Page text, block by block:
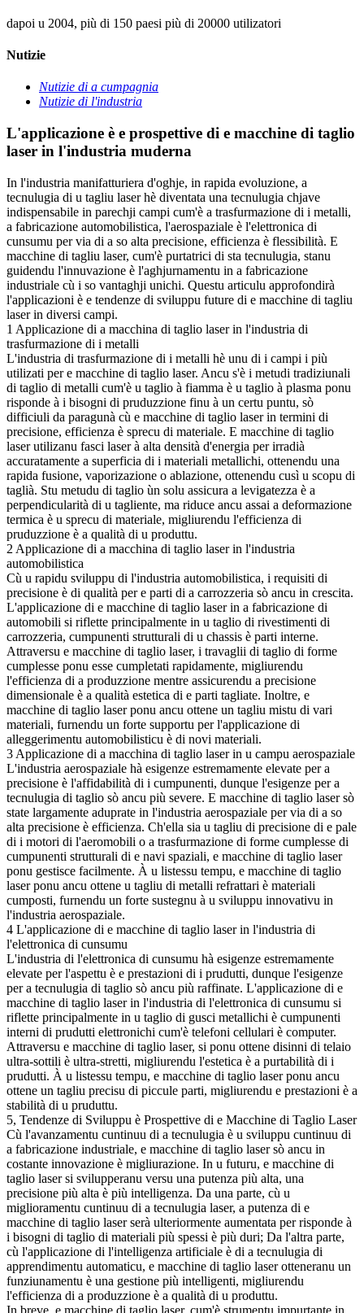
dapoi u 2004, più di 150 paesi più di 20000 utilizatori
Nutizie
Nutizie di a cumpagnia
Nutizie di l'industria
L'applicazione è e prospettive di e macchine di taglio
laser in l'industria muderna
In l'industria manifatturiera d'oghje, in rapida evoluzione, a
tecnulugia di u tagliu laser hè diventata una tecnulugia chjave
indispensabile in parechji campi cum'è a trasfurmazione di i metalli,
a fabricazione automobilistica, l'aerospaziale è l'elettronica di
cunsumu per via di a so alta precisione, efficienza è flessibilità. E
macchine di tagliu laser, cum'è purtatrici di sta tecnulugia, stanu
guidendu l'innuvazione è l'aghjurnamentu in a fabricazione
industriale cù i so vantaghji unichi. Questu articulu approfondirà
l'applicazioni è e tendenze di sviluppu future di e macchine di tagliu
laser in diversi campi.
1 Applicazione di a macchina di taglio laser in l'industria di
trasfurmazione di i metalli
L'industria di trasfurmazione di i metalli hè unu di i campi i più
utilizati per e macchine di taglio laser. Ancu s'è i metudi tradiziunali
di taglio di metalli cum'è u taglio à fiamma è u taglio à plasma ponu
risponde à i bisogni di pruduzzione finu à un certu puntu, sò
difficiuli da paragunà cù e macchine di taglio laser in termini di
precisione, efficienza è sprecu di materiale. E macchine di taglio
laser utilizanu fasci laser à alta densità d'energia per irradià
accuratamente a superficia di i materiali metallichi, ottenendu una
rapida fusione, vaporizazione o ablazione, ottenendu cusì u scopu di
taglià. Stu metudu di taglio ùn solu assicura a levigatezza è a
perpendicularità di u tagliente, ma riduce ancu assai a deformazione
termica è u sprecu di materiale, migliurendu l'efficienza di
pruduzzione è a qualità di u produttu.
2 Applicazione di a macchina di taglio laser in l'industria
automobilistica
Cù u rapidu sviluppu di l'industria automobilistica, i requisiti di
precisione è di qualità per e parti di a carrozzeria sò ancu in crescita.
L'applicazione di e macchine di taglio laser in a fabricazione di
automobili si riflette principalmente in u taglio di rivestimenti di
carrozzeria, cumpunenti strutturali di u chassis è parti interne.
Attraversu e macchine di taglio laser, i travaglii di taglio di forme
cumplesse ponu esse cumpletati rapidamente, migliurendu
l'efficienza di a produzzione mentre assicurendu a precisione
dimensionale è a qualità estetica di e parti tagliate. Inoltre, e
macchine di taglio laser ponu ancu ottene un tagliu mistu di vari
materiali, furnendu un forte supportu per l'applicazione di
alleggerimentu automobilisticu è di novi materiali.
3 Applicazione di a macchina di taglio laser in u campu aerospaziale
L'industria aerospaziale hà esigenze estremamente elevate per a
precisione è l'affidabilità di i cumpunenti, dunque l'esigenze per a
tecnulugia di taglio sò ancu più severe. E macchine di taglio laser sò
state largamente aduprate in l'industria aerospaziale per via di a so
alta precisione è efficienza. Ch'ella sia u tagliu di precisione di e pale
di i motori di l'aeromobili o a trasfurmazione di forme cumplesse di
cumpunenti strutturali di e navi spaziali, e macchine di taglio laser
ponu gestisce facilmente. À u listessu tempu, e macchine di taglio
laser ponu ancu ottene u tagliu di metalli refrattari è materiali
cumposti, furnendu un forte sustegnu à u sviluppu innovativu in
l'industria aerospaziale.
4 L'applicazione di e macchine di taglio laser in l'industria di
l'elettronica di cunsumu
L'industria di l'elettronica di cunsumu hà esigenze estremamente
elevate per l'aspettu è e prestazioni di i prudutti, dunque l'esigenze
per a tecnulugia di taglio sò ancu più raffinate. L'applicazione di e
macchine di taglio laser in l'industria di l'elettronica di cunsumu si
riflette principalmente in u taglio di gusci metallichi è cumpunenti
interni di prudutti elettronichi cum'è telefoni cellulari è computer.
Attraversu e macchine di taglio laser, si ponu ottene disinni di telaio
ultra-sottili è ultra-stretti, migliurendu l'estetica è a purtabilità di i
prudutti. À u listessu tempu, e macchine di taglio laser ponu ancu
ottene un tagliu precisu di piccule parti, migliurendu e prestazioni è a
stabilità di u pruduttu.
5, Tendenze di Sviluppu è Prospettive di e Macchine di Taglio Laser
Cù l'avanzamentu cuntinuu di a tecnulugia è u sviluppu cuntinuu di
a fabricazione industriale, e macchine di taglio laser sò ancu in
costante innovazione è migliurazione. In u futuru, e macchine di
taglio laser si svilupperanu versu una putenza più alta, una
precisione più alta è più intelligenza. Da una parte, cù u
miglioramentu cuntinuu di a tecnulugia laser, a putenza di e
macchine di taglio laser serà ulteriormente aumentata per risponde à
i bisogni di taglio di materiali più spessi è più duri; Da l'altra parte,
cù l'applicazione di l'intelligenza artificiale è di a tecnulugia di
apprendimentu automaticu, e macchine di taglio laser otteneranu un
funziunamentu è una gestione più intelligenti, migliurendu
l'efficienza di a produzzione è a qualità di u produttu.
In breve, e macchine di taglio laser, cum'è strumentu impurtante in